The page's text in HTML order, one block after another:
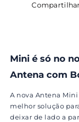
Compartilhar
Mini é só no
Antena com
A nova Antena
melhor solução
deixar de lado a